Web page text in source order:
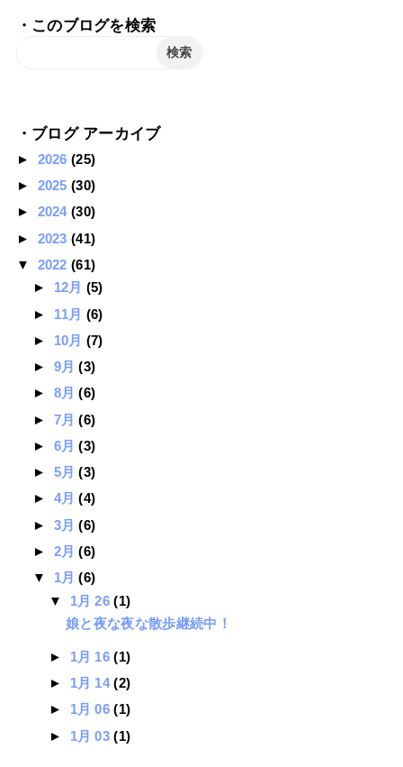
・このブログを検索
・ブログ アーカイブ
► 2026(25)
► 2025(30)
► 2024(30)
► 2023(41)
▼ 2022(61)
► 12月 (5)
► 11月 (6)
► 10月 (7)
► 9月(3)
► 8月(6)
► 7月(6)
► 6月(3)
► 5月(3)
► 4月(4)
► 3月(6)
► 2月(6)
▼ 1月(6)
▼ 1月 26(1)
娘と夜な夜な散歩継続中！
► 1月 16(1)
► 1月 14(2)
► 1月 06(1)
► 1月 03(1)